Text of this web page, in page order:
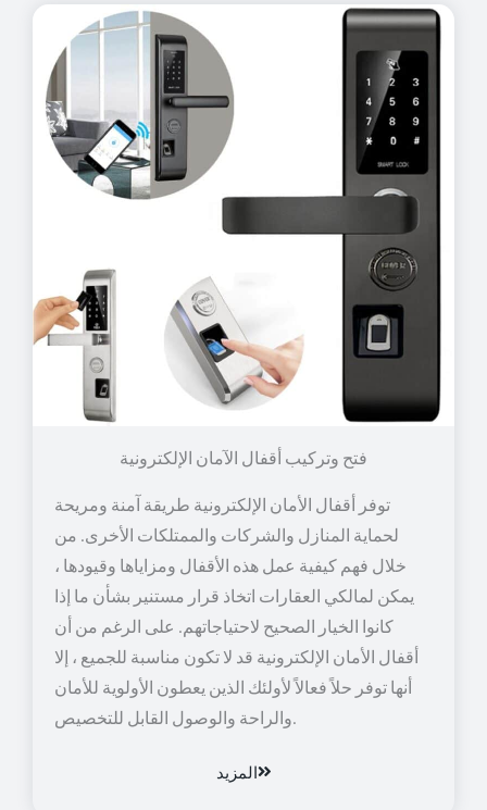
توفر أقفال الأمان الإلكترونية طريقة آمنة ومريحة
لحماية المنازل والشركات والممتلكات الأخرى. من
خلال فهم كيفية عمل هذه الأقفال ومزاياها وقيودها ،
يمكن لمالكي العقارات اتخاذ قرار مستنير بشأن ما إذا
كانوا الخيار الصحيح لاحتياجاتهم. على الرغم من أن
أقفال الأمان الإلكترونية قد لا تكون مناسبة للجميع ، إلا
أنها توفر حلاً فعالاً لأولئك الذين يعطون الأولوية للأمان
والراحة والوصول القابل للتخصيص.
المزيد